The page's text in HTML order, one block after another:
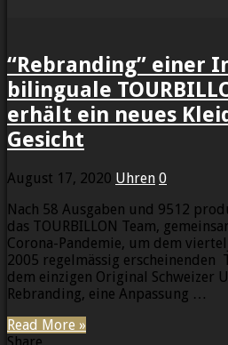
“Rebranding” einer
bilinguale
erhält ein neues
Gesicht
August 17, 2020 Uhren 0
Nach 58 Ausgaben und 9512
das TOURBILLON Team,
Corona-Pandemie, um dem
2005 regelmässig erscheinenden
dem einzigen Original Schweizer
Rebranding, eine Anpassung …
Read More »
Share